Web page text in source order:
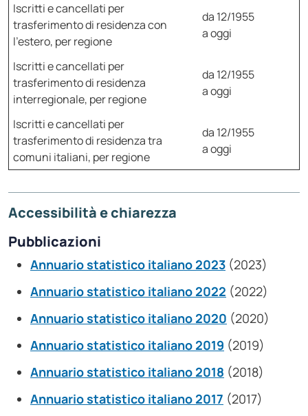
Iscritti e cancellati per
trasferimento di residenza con
l'estero, per regione
da 12/1955
a oggi
Iscritti e cancellati per
trasferimento di residenza
interregionale, per regione
da 12/1955
a oggi
Iscritti e cancellati per
trasferimento di residenza tra
comuni italiani, per regione
da 12/1955
a oggi
Accessibilità e chiarezza
Pubblicazioni
Annuario statistico italiano 2023 (2023)
Annuario statistico italiano 2022 (2022)
Annuario statistico italiano 2020 (2020)
Annuario statistico italiano 2019 (2019)
Annuario statistico italiano 2018 (2018)
Annuario statistico italiano 2017 (2017)